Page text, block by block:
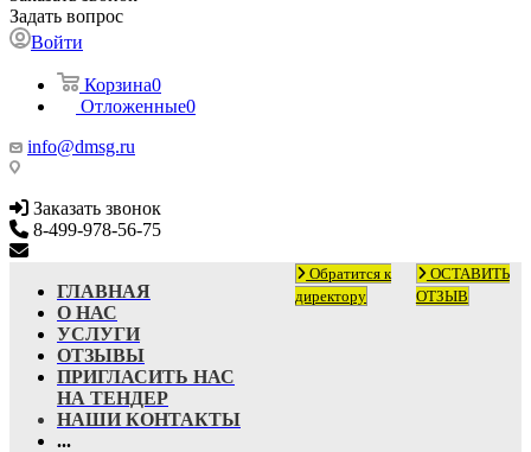
Задать вопрос
Войти
Корзина0
Отложенные0
info@dmsg.ru
Заказать звонок
8-499-978-56-75
ГЛАВНАЯ
О НАС
УСЛУГИ
ОТЗЫВЫ
ПРИГЛАСИТЬ НАС
НА ТЕНДЕР
НАШИ КОНТАКТЫ
...
Обратится к
директору
ОСТАВИТЬ
ОТЗЫВ